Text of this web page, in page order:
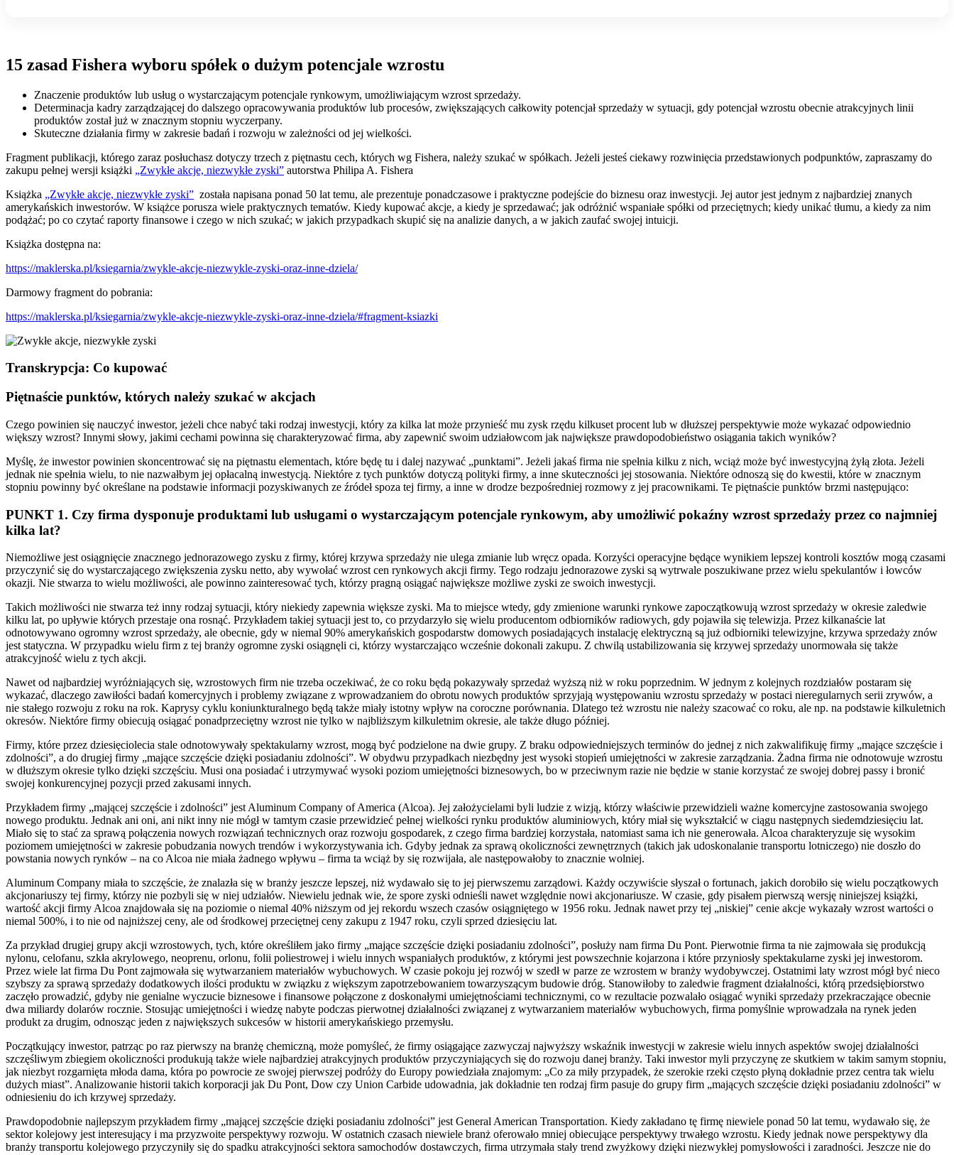
15 zasad Fishera wyboru spółek o dużym potencjale wzrostu
Znaczenie produktów lub usług o wystarczającym potencjale rynkowym, umożliwiającym wzrost sprzedaży.
Determinacja kadry zarządzającej do dalszego opracowywania produktów lub procesów, zwiększających całkowity potencjał sprzedaży w sytuacji, gdy potencjał wzrostu obecnie atrakcyjnych linii
produktów został już w znacznym stopniu wyczerpany.
Skuteczne działania firmy w zakresie badań i rozwoju w zależności od jej wielkości.
Fragment publikacji, którego zaraz posłuchasz dotyczy trzech z piętnastu cech, których wg Fishera, należy szukać w spółkach. Jeżeli jesteś ciekawy rozwinięcia przedstawionych podpunktów, zapraszamy do
zakupu pełnej wersji książki „Zwykłe akcje, niezwykłe zyski” autorstwa Philipa A. Fishera
Książka „Zwykłe akcje, niezwykłe zyski” została napisana ponad 50 lat temu, ale prezentuje ponadczasowe i praktyczne podejście do biznesu oraz inwestycji. Jej autor jest jednym z najbardziej znanych
amerykańskich inwestorów. W książce porusza wiele praktycznych tematów. Kiedy kupować akcje, a kiedy je sprzedawać; jak odróżnić wspaniałe spółki od przeciętnych; kiedy unikać tłumu, a kiedy za nim
podążać; po co czytać raporty finansowe i czego w nich szukać; w jakich przypadkach skupić się na analizie danych, a w jakich zaufać swojej intuicji.
Książka dostępna na:
https://maklerska.pl/ksiegarnia/zwykle-akcje-niezwykle-zyski-oraz-inne-dziela/
Darmowy fragment do pobrania:
https://maklerska.pl/ksiegarnia/zwykle-akcje-niezwykle-zyski-oraz-inne-dziela/#fragment-ksiazki
Transkrypcja: Co kupować
Piętnaście punktów, których należy szukać w akcjach
Czego powinien się nauczyć inwestor, jeżeli chce nabyć taki rodzaj inwestycji, który za kilka lat może przynieść mu zysk rzędu kilkuset procent lub w dłuższej perspektywie może wykazać odpowiednio
większy wzrost? Innymi słowy, jakimi cechami powinna się charakteryzować firma, aby zapewnić swoim udziałowcom jak największe prawdopodobieństwo osiągania takich wyników?
Myślę, że inwestor powinien skoncentrować się na piętnastu elementach, które będę tu i dalej nazywać „punktami”. Jeżeli jakaś firma nie spełnia kilku z nich, wciąż może być inwestycyjną żyłą złota. Jeżeli
jednak nie spełnia wielu, to nie nazwałbym jej opłacalną inwestycją. Niektóre z tych punktów dotyczą polityki firmy, a inne skuteczności jej stosowania. Niektóre odnoszą się do kwestii, które w znacznym
stopniu powinny być określane na podstawie informacji pozyskiwanych ze źródeł spoza tej firmy, a inne w drodze bezpośredniej rozmowy z jej pracownikami. Te piętnaście punktów brzmi następująco:
PUNKT 1. Czy firma dysponuje produktami lub usługami o wystarczającym potencjale rynkowym, aby umożliwić pokaźny wzrost sprzedaży przez co najmniej
kilka lat?
Niemożliwe jest osiągnięcie znacznego jednorazowego zysku z firmy, której krzywa sprzedaży nie ulega zmianie lub wręcz opada. Korzyści operacyjne będące wynikiem lepszej kontroli kosztów mogą czasami
przyczynić się do wystarczającego zwiększenia zysku netto, aby wywołać wzrost cen rynkowych akcji firmy. Tego rodzaju jednorazowe zyski są wytrwale poszukiwane przez wielu spekulantów i łowców
okazji. Nie stwarza to wielu możliwości, ale powinno zainteresować tych, którzy pragną osiągać największe możliwe zyski ze swoich inwestycji.
Takich możliwości nie stwarza też inny rodzaj sytuacji, który niekiedy zapewnia większe zyski. Ma to miejsce wtedy, gdy zmienione warunki rynkowe zapoczątkowują wzrost sprzedaży w okresie zaledwie
kilku lat, po upływie których przestaje ona rosnąć. Przykładem takiej sytuacji jest to, co przydarzyło się wielu producentom odbiorników radiowych, gdy pojawiła się telewizja. Przez kilkanaście lat
odnotowywano ogromny wzrost sprzedaży, ale obecnie, gdy w niemal 90% amerykańskich gospodarstw domowych posiadających instalację elektryczną są już odbiorniki telewizyjne, krzywa sprzedaży znów
jest statyczna. W przypadku wielu firm z tej branży ogromne zyski osiągnęli ci, którzy wystarczająco wcześnie dokonali zakupu. Z chwilą ustabilizowania się krzywej sprzedaży unormowała się także
atrakcyjność wielu z tych akcji.
Nawet od najbardziej wyróżniających się, wzrostowych firm nie trzeba oczekiwać, że co roku będą pokazywały sprzedaż wyższą niż w roku poprzednim. W jednym z kolejnych rozdziałów postaram się
wykazać, dlaczego zawiłości badań komercyjnych i problemy związane z wprowadzaniem do obrotu nowych produktów sprzyjają występowaniu wzrostu sprzedaży w postaci nieregularnych serii zrywów, a
nie stałego rozwoju z roku na rok. Kaprysy cyklu koniunkturalnego będą także miały istotny wpływ na coroczne porównania. Dlatego też wzrostu nie należy szacować co roku, ale np. na podstawie kilkuletnich
okresów. Niektóre firmy obiecują osiągać ponadprzeciętny wzrost nie tylko w najbliższym kilkuletnim okresie, ale także długo później.
Firmy, które przez dziesięciolecia stale odnotowywały spektakularny wzrost, mogą być podzielone na dwie grupy. Z braku odpowiedniejszych terminów do jednej z nich zakwalifikuję firmy „mające szczęście i
zdolności”, a do drugiej firmy „mające szczęście dzięki posiadaniu zdolności”. W obydwu przypadkach niezbędny jest wysoki stopień umiejętności w zakresie zarządzania. Żadna firma nie odnotowuje wzrostu
w dłuższym okresie tylko dzięki szczęściu. Musi ona posiadać i utrzymywać wysoki poziom umiejętności biznesowych, bo w przeciwnym razie nie będzie w stanie korzystać ze swojej dobrej passy i bronić
swojej konkurencyjnej pozycji przed zakusami innych.
Przykładem firmy „mającej szczęście i zdolności” jest Aluminum Company of America (Alcoa). Jej założycielami byli ludzie z wizją, którzy właściwie przewidzieli ważne komercyjne zastosowania swojego
nowego produktu. Jednak ani oni, ani nikt inny nie mógł w tamtym czasie przewidzieć pełnej wielkości rynku produktów aluminiowych, który miał się wykształcić w ciągu następnych siedemdziesięciu lat.
Miało się to stać za sprawą połączenia nowych rozwiązań technicznych oraz rozwoju gospodarek, z czego firma bardziej korzystała, natomiast sama ich nie generowała. Alcoa charakteryzuje się wysokim
poziomem umiejętności w zakresie pobudzania nowych trendów i wykorzystywania ich. Gdyby jednak za sprawą okoliczności zewnętrznych (takich jak udoskonalanie transportu lotniczego) nie doszło do
powstania nowych rynków – na co Alcoa nie miała żadnego wpływu – firma ta wciąż by się rozwijała, ale następowałoby to znacznie wolniej.
Aluminum Company miała to szczęście, że znalazła się w branży jeszcze lepszej, niż wydawało się to jej pierwszemu zarządowi. Każdy oczywiście słyszał o fortunach, jakich dorobiło się wielu początkowych
akcjonariuszy tej firmy, którzy nie pozbyli się w niej udziałów. Niewielu jednak wie, że spore zyski odnieśli nawet względnie nowi akcjonariusze. W czasie, gdy pisałem pierwszą wersję niniejszej książki,
wartość akcji firmy Alcoa znajdowała się na poziomie o niemal 40% niższym od jej rekordu wszech czasów osiągniętego w 1956 roku. Jednak nawet przy tej „niskiej” cenie akcje wykazały wzrost wartości o
niemal 500%, i to nie od najniższej ceny, ale od środkowej przeciętnej ceny zakupu z 1947 roku, czyli sprzed dziesięciu lat.
Za przykład drugiej grupy akcji wzrostowych, tych, które określiłem jako firmy „mające szczęście dzięki posiadaniu zdolności”, posłuży nam firma Du Pont. Pierwotnie firma ta nie zajmowała się produkcją
nylonu, celofanu, szkła akrylowego, neoprenu, orlonu, folii poliestrowej i wielu innych wspaniałych produktów, z którymi jest powszechnie kojarzona i które przyniosły spektakularne zyski jej inwestorom.
Przez wiele lat firma Du Pont zajmowała się wytwarzaniem materiałów wybuchowych. W czasie pokoju jej rozwój w szedł w parze ze wzrostem w branży wydobywczej. Ostatnimi laty wzrost mógł być nieco
szybszy za sprawą sprzedaży dodatkowych ilości produktu w związku z większym zapotrzebowaniem towarzyszącym budowie dróg. Stanowiłoby to zaledwie fragment działalności, którą przedsiębiorstwo
zaczęło prowadzić, gdyby nie genialne wyczucie biznesowe i finansowe połączone z doskonałymi umiejętnościami technicznymi, co w rezultacie pozwalało osiągać wyniki sprzedaży przekraczające obecnie
dwa miliardy dolarów rocznie. Stosując umiejętności i wiedzę nabyte podczas pierwotnej działalności związanej z wytwarzaniem materiałów wybuchowych, firma pomyślnie wprowadzała na rynek jeden
produkt za drugim, odnosząc jeden z największych sukcesów w historii amerykańskiego przemysłu.
Początkujący inwestor, patrząc po raz pierwszy na branżę chemiczną, może pomyśleć, że firmy osiągające zazwyczaj najwyższy wskaźnik inwestycji w zakresie wielu innych aspektów swojej działalności
szczęśliwym zbiegiem okoliczności produkują także wiele najbardziej atrakcyjnych produktów przyczyniających się do rozwoju danej branży. Taki inwestor myli przyczynę ze skutkiem w takim samym stopniu,
jak niezbyt rozgarnięta młoda dama, która po powrocie ze swojej pierwszej podróży do Europy powiedziała znajomym: „Co za miły przypadek, że szerokie rzeki często płyną dokładnie przez centra tak wielu
dużych miast”. Analizowanie historii takich korporacji jak Du Pont, Dow czy Union Carbide udowadnia, jak dokładnie ten rodzaj firm pasuje do grupy firm „mających szczęście dzięki posiadaniu zdolności” w
odniesieniu do ich krzywej sprzedaży.
Prawdopodobnie najlepszym przykładem firmy „mającej szczęście dzięki posiadaniu zdolności” jest General American Transportation. Kiedy zakładano tę firmę niewiele ponad 50 lat temu, wydawało się, że
sektor kolejowy jest interesujący i ma przyzwoite perspektywy rozwoju. W ostatnich czasach niewiele branż oferowało mniej obiecujące perspektywy trwałego wzrostu. Kiedy jednak nowe perspektywy dla
branży transportu kolejowego przyczyniły się do spadku atrakcyjności sektora samochodów dostawczych, firma utrzymała stały trend zwyżkowy dzięki niezwykłej pomysłowości i zaradności. Jeszcze nie do